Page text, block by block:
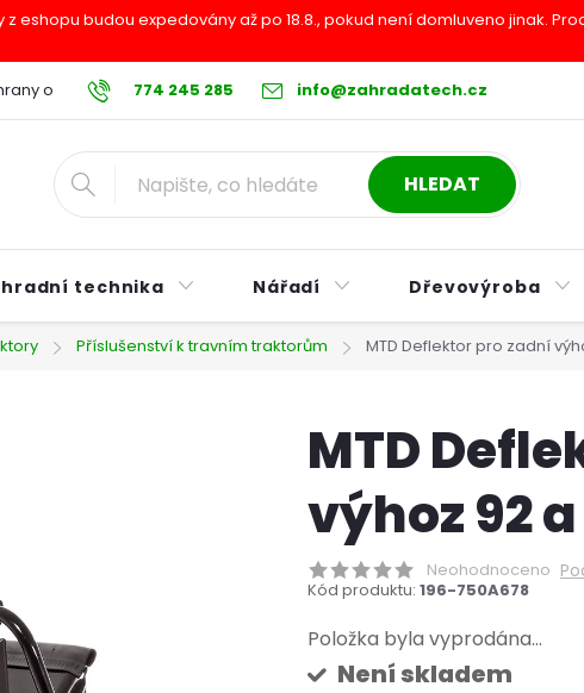
z eshopu budou expedovány až po 18.8., pokud není domluveno jinak.
774 245 285 info@zahradatech.cz
osobních údajů Reklamační řád Postup při nákupu na splátky
HLEDAT
technika Nářadí Dřevovýroba
Příslušenství k travním traktorům MTD Deflektor pro zadní
MTD
výhoz 92
Neohodnoceno
Kód produktu: 196-750A678
Položka byla vyprodána…
Není skladem